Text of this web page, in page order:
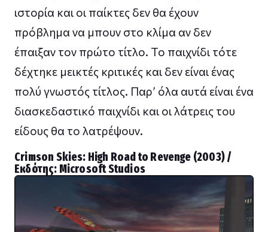
ιστορία και οι παίκτες δεν θα έχουν
πρόβλημα να μπουν στο κλίμα αν δεν
έπαιξαν τον πρώτο τίτλο. Το παιχνίδι τότε
δέχτηκε μεικτές κριτικές και δεν είναι ένας
πολύ γνωστός τίτλος. Παρ’ όλα αυτά είναι ένα
διασκεδαστικό παιχνίδι και οι λάτρεις του
είδους θα το λατρέψουν.
Crimson Skies: High Road to Revenge (2003) /
Εκδότης: Microsoft Studios